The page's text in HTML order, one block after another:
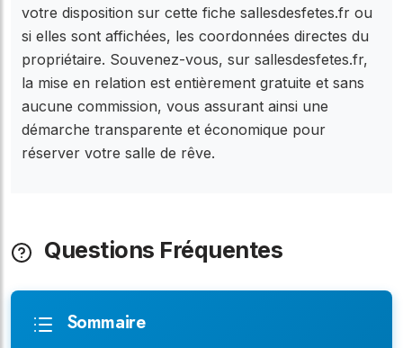
votre disposition sur cette fiche sallesdesfetes.fr ou
si elles sont affichées, les coordonnées directes du
propriétaire. Souvenez-vous, sur sallesdesfetes.fr,
la mise en relation est entièrement gratuite et sans
aucune commission, vous assurant ainsi une
démarche transparente et économique pour
réserver votre salle de rêve.
Questions Fréquentes
Sommaire